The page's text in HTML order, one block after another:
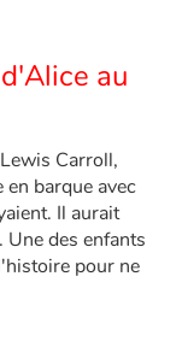
au
Carroll,
barque avec
Il aurait
des enfants
pour ne